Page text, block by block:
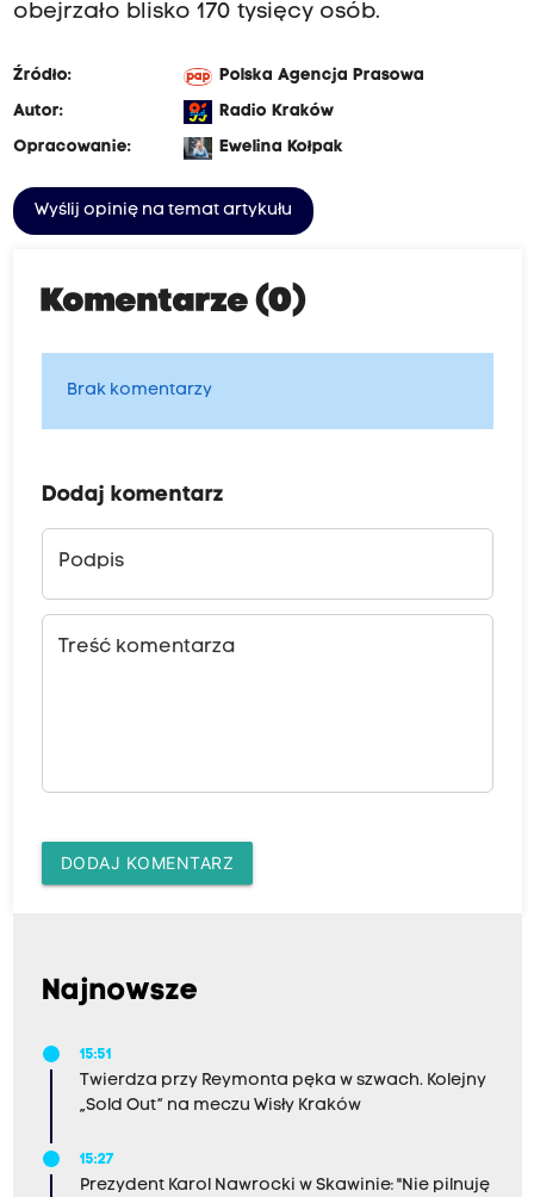
obejrzało blisko 170 tysięcy osób.
Źródło:
Polska Agencja Prasowa
Autor:
Radio Kraków
Opracowanie:
Ewelina Kołpak
Wyślij opinię na temat artykułu
Komentarze (0)
Brak komentarzy
Dodaj komentarz
Podpis
Treść komentarza
DODAJ KOMENTARZ
Najnowsze
15:51
Twierdza przy Reymonta pęka w szwach. Kolejny
„Sold Out” na meczu Wisły Kraków
15:27
Prezydent Karol Nawrocki w Skawinie: "Nie pilnuję